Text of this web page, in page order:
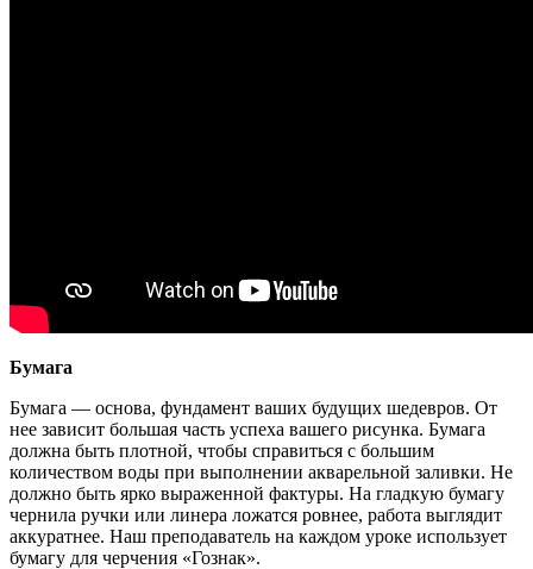
Бумага
Бумага — основа, фундамент ваших будущих шедевров. От
нее зависит большая часть успеха вашего рисунка. Бумага
должна быть плотной, чтобы справиться с большим
количеством воды при выполнении акварельной заливки. Не
должно быть ярко выраженной фактуры. На гладкую бумагу
чернила ручки или линера ложатся ровнее, работа выглядит
аккуратнее. Наш преподаватель на каждом уроке использует
бумагу для черчения «Гознак».